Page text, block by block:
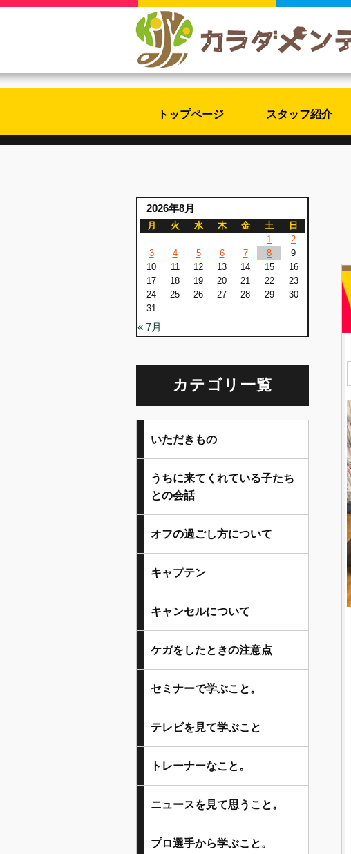
トップページ スタッフ紹介
2026年8月
月 火 水 木 金 土
日
1
2
3
4 5 6 7 8
9
10
11 12 13 14 15
16
17
18 19 20 21 22
23
24
25 26 27 28 29
30
31
« 7月
カテゴリ一覧
いただきもの
うちに来てくれている子たち
との会話
オフの過ごし方について
キャプテン
キャンセルについて
ケガをしたときの注意点
セミナーで学ぶこと。
テレビを見て学ぶこと
トレーナーなこと。
ニュースを見て思うこと。
プロ選手から学ぶこと。